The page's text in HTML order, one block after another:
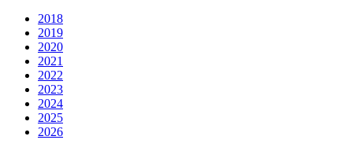
2018
2019
2020
2021
2022
2023
2024
2025
2026